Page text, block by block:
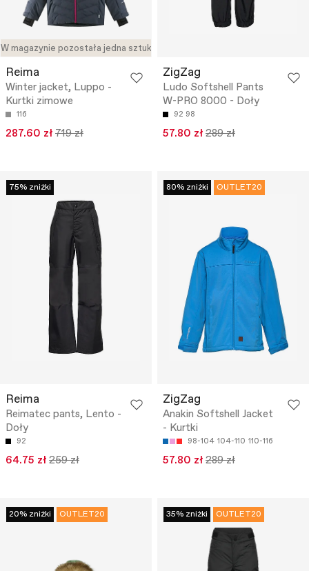
W magazynie pozostała jedna sztuka
Reima
Winter jacket, Luppo -
Kurtki zimowe
116
287.60 zł 719 zł
ZigZag
Ludo Softshell Pants
W-PRO 8000 - Doły
92 98
57.80 zł 289 zł
75% zniżki
Reima
Reimatec pants, Lento -
Doły
92
64.75 zł 259 zł
80% zniżki OUTLET20
ZigZag
Anakin Softshell Jacket
- Kurtki
98-104 104-110 110-116
57.80 zł 289 zł
20% zniżki OUTLET20 35% zniżki OUTLET20